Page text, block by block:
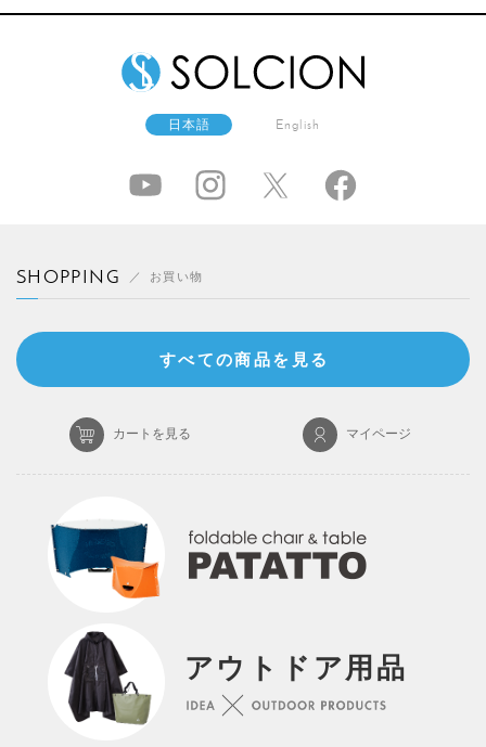
カートへ移動する
日本語 English
SHOPPING お買い物
すべての商品を見る
カートを見る マイページ
アウトドア用品